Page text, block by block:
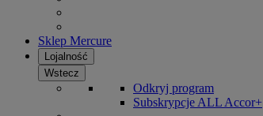
Sklep Mercure
Lojalność
Wstecz
Odkryj program
Subskrypcje ALL Accor+